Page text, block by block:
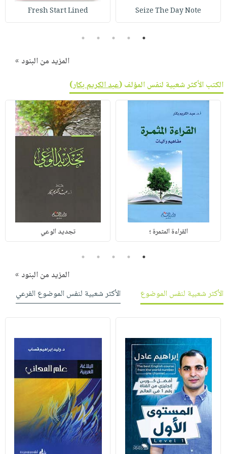
Seize The Day Note
Fresh Start Lined
1
2
3
4
5
المزيد من البنود »
الكتب الأكثر شعبية لنفس المؤلف (عبد الكريم بكار)
القراءة المثمرة ؛ تجديد الوعي
1
2
3
4
5
المزيد من البنود »
الأكثر شعبية لنفس الموضوع
الأكثر شعبية لنفس الموضوع الفرعي